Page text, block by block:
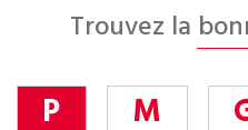
Trouvez la
P M